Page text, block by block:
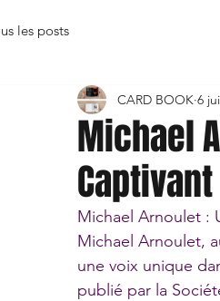
les posts
Michael
Captivant
CARD BOOK 6
Michael Arnoulet :
Michael Arnoulet,
une voix unique
publié par la